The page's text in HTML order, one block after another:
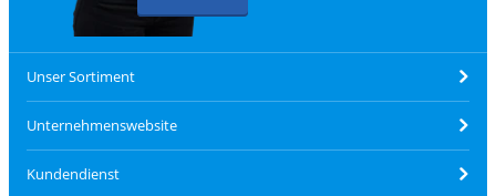
Unser Sortiment
Unternehmenswebsite
Kundendienst